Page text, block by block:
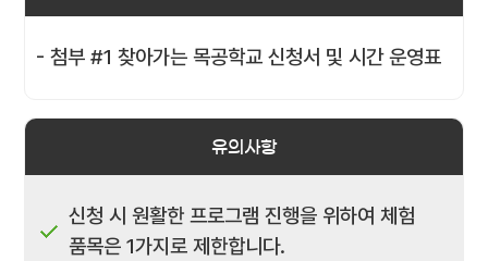
- 첨부 #1 찾아가는 목공학교 신청서 및 시간 운영표
유의사항
신청 시 원활한 프로그램 진행을 위하여 체험
품목은 1가지로 제한합니다.